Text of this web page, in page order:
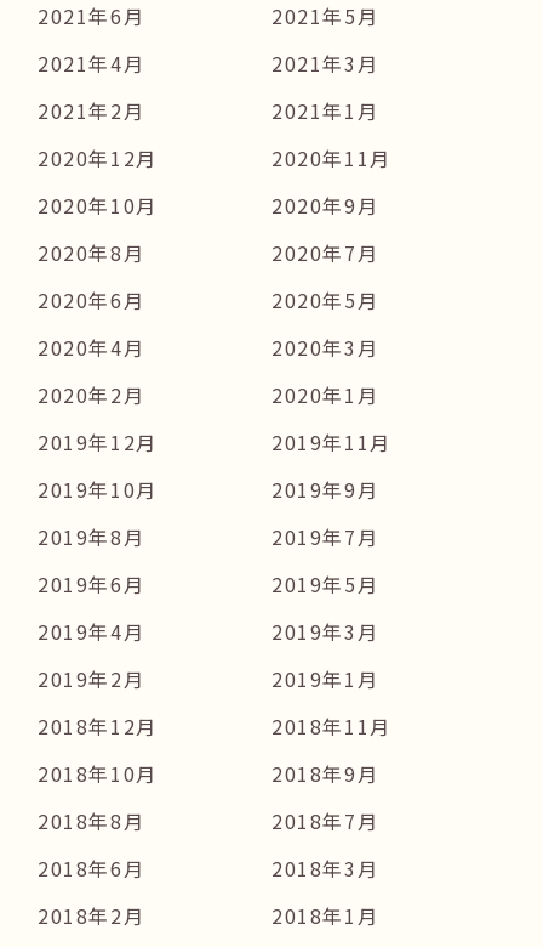
2021年6月
2021年5月
2021年4月
2021年3月
2021年2月
2021年1月
2020年12月
2020年11月
2020年10月
2020年9月
2020年8月
2020年7月
2020年6月
2020年5月
2020年4月
2020年3月
2020年2月
2020年1月
2019年12月
2019年11月
2019年10月
2019年9月
2019年8月
2019年7月
2019年6月
2019年5月
2019年4月
2019年3月
2019年2月
2019年1月
2018年12月
2018年11月
2018年10月
2018年9月
2018年8月
2018年7月
2018年6月
2018年3月
2018年2月
2018年1月